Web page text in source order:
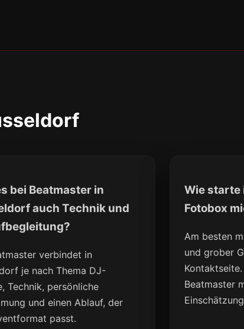
bei Beatmaster in
auch Technik und
verbindet in
je nach Thema DJ-
Technik, persönliche
und einen Ablauf, der
passt.
Wie starte
Fotobox
Am besten
und grober
Beatmaster